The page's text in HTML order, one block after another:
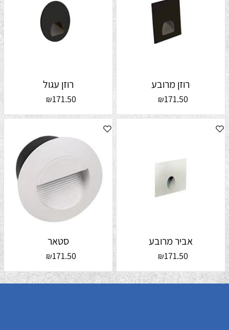
רוזן מרובע
₪171.50
רוזן עגול
₪171.50
אביר מרובע
₪171.50
סטאר
₪171.50